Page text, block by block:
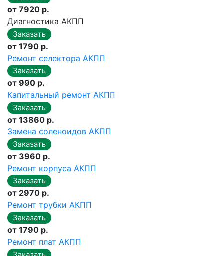
от 7920 р.
Диагностика АКПП
от 1790 р.
Ремонт селектора АКПП
от 990 р.
Капитальный ремонт АКПП
от 13860 р.
Замена соленоидов АКПП
от 3960 р.
Ремонт корпуса АКПП
от 2970 р.
Ремонт трубки АКПП
от 1790 р.
Ремонт плат АКПП